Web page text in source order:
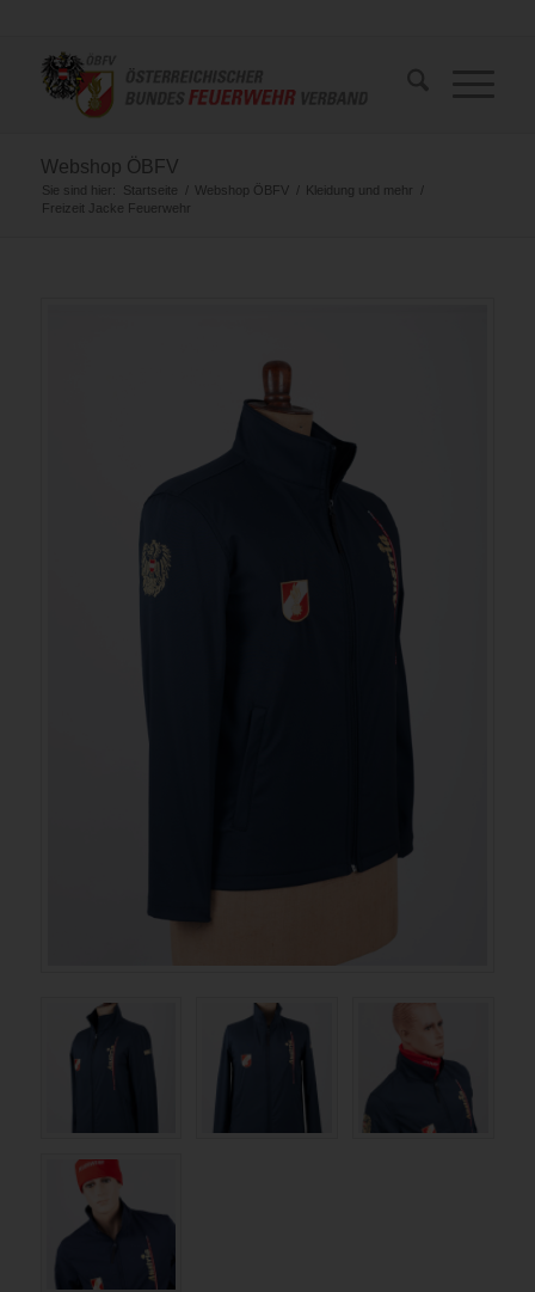
Webshop ÖBFV
Sie sind hier: Startseite / Webshop ÖBFV / Kleidung und mehr
/
Freizeit Jacke Feuerwehr